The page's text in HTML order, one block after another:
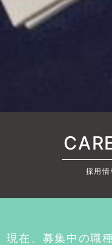
採用情
現在、募集中の職